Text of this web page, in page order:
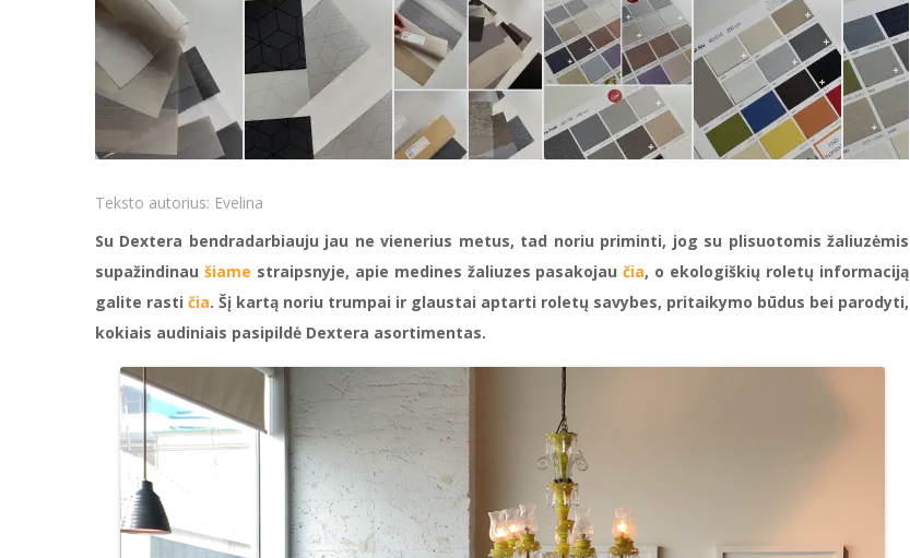
Teksto autorius: Evelina
Su Dextera bendradarbiauju jau ne vienerius metus, tad noriu priminti, jog su plisuotomis žaliuzėmis
supažindinau šiame straipsnyje, apie medines žaliuzes pasakojaučia, o ekologiškių roletų informaciją
galite rasti čia. Šį kartą noriu trumpai ir glaustai aptarti roletų savybes, pritaikymo būdus bei parodyti,
kokiais audiniais pasipildė Dextera asortimentas.